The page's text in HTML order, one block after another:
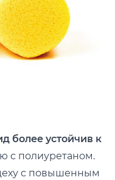
более устойчив к
с полиуретаном.
с повышенным